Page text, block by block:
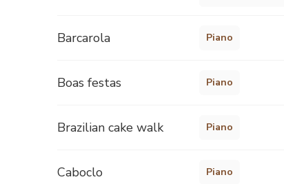
Barcarola Piano
Boas festas Piano
Brazilian cake walk Piano
Caboclo Piano